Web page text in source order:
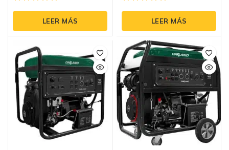
0
de
5
LEER MÁS
0
de
5
LEER MÁS